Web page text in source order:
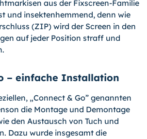
aus der Fixscreen-Familie
und insek­tenhemmend, denn wie
(ZIP) wird der Screen in den
auf jeder Position straff und
– einfache Installation
„Connect & Go” genannten
die Mon­tage und Demontage
den Austausch von Tuch und
Dazu wurde insgesamt die